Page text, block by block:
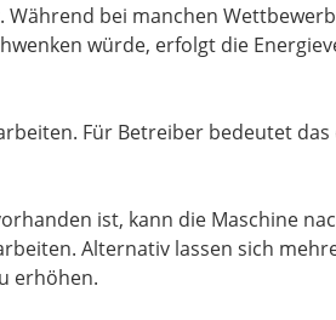
bei manchen
würde, erfolgt die
Für Betreiber bedeutet
ist, kann die Maschine
Alternativ lassen sich
erhöhen.